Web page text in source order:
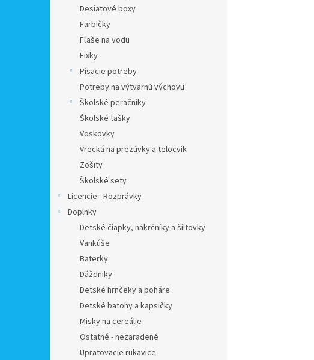
Desiatové boxy
Farbičky
Fľaše na vodu
Fixky
Písacie potreby
Potreby na výtvarnú výchovu
Školské peračníky
Školské tašky
Voskovky
Vrecká na prezúvky a telocvik
Zošity
Školské sety
Licencie - Rozprávky
Doplnky
Detské čiapky, nákrčníky a šiltovky
Vankúše
Baterky
Dáždniky
Detské hrnčeky a poháre
Detské batohy a kapsičky
Misky na cereálie
Ostatné - nezaradené
Upratovacie rukavice